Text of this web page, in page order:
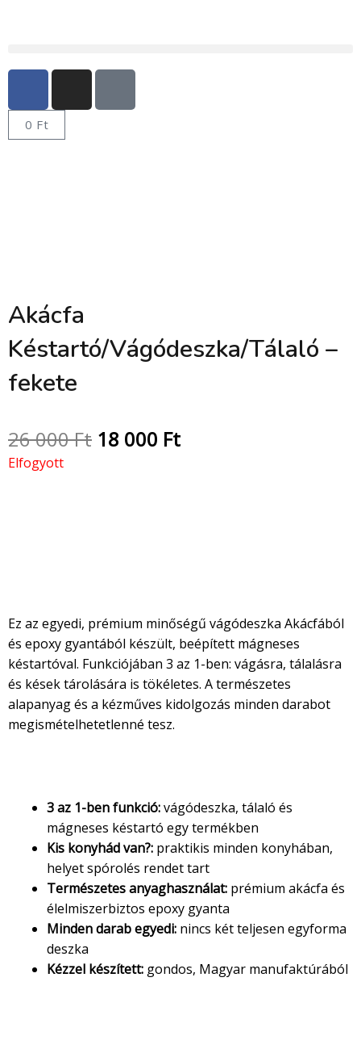
0 Ft
Akácfa
Késtartó/Vágódeszka/Tálaló –
fekete
26 000Ft 18 000 Ft
Elfogyott
Ez az egyedi, prémium minőségű vágódeszka Akácfából
és epoxy gyantából készült, beépített mágneses
késtartóval. Funkciójában 3 az 1-ben: vágásra, tálalásra
és kések tárolására is tökéletes. A természetes
alapanyag és a kézműves kidolgozás minden darabot
megismételhetetlenné tesz.
3 az 1-ben funkció:vágódeszka, tálaló és
mágneses késtartó egy termékben
Kis konyhád van?: praktikis minden konyhában,
helyet spórolés rendet tart
Természetes anyaghasználat: prémium akácfa és
élelmiszerbiztos epoxy gyanta
Minden darab egyedi: nincs két teljesen egyforma
deszka
Kézzel készített: gondos, Magyar manufaktúrából